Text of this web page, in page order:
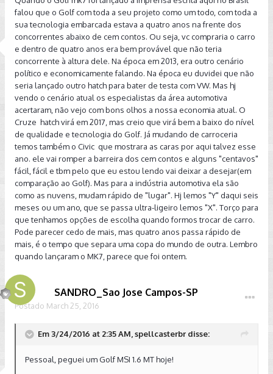
falou que o Golf com toda a seu projeto como um todo, com toda a
sua tecnologia embarcada estava a quatro anos na frente dos
concorrentes abaixo de cem contos. Ou seja, vc compraria o carro
e dentro de quatro anos era bem provável que não teria
concorrente à altura dele. Na época em 2013, era outro cenário
político e economicamente falando. Na época eu duvidei que não
seria lançado outro hatch para bater de testa com VW. Mas hj
vendo o cenário atual os especialistas da área automotiva
acertaram, não vejo com bons olhos a nossa economia atual. O
Cruze hatch virá em 2017, mas creio que virá bem a baixo do nível
de qualidade e tecnologia do Golf. Já mudando de carroceria
temos também o Civic que mostrara as caras por aqui talvez esse
ano. ele vai romper a barreira dos cem contos e alguns "centavos"
fácil, fácil e tbm pelo que eu estou lendo vai deixar a desejar(em
comparação ao Golf). Mas para a indústria automotiva ela são
como as nuvens, mudam rápido de "lugar". Hj lemos "Y" daqui seis
meses ou um ano, que se passa ultra-ligeiro lemos "X". Torço para
que tenhamos opções de escolha quando formos trocar de carro.
Pode parecer cedo de mais, mas quatro anos passa rápido de
mais, é o tempo que separa uma copa do mundo de outra. Lembro
quando lançaram o MK7, parece que foi ontem.
SANDRO_Sao Jose Campos-SP
Postado March 25, 2016
Em 3/24/2016 at 2:35 AM, spellcasterbr disse:
Pessoal, peguei um Golf MSI 1.6 MT hoje!